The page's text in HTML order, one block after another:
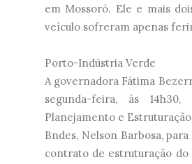
em Mossoró. Ele e mais
veículo sofreram apenas
Porto-Indústria Verde
A governadora Fátima
segunda-feira, às
Planejamento e
Bndes, Nelson Barbosa,
contrato de estruturação